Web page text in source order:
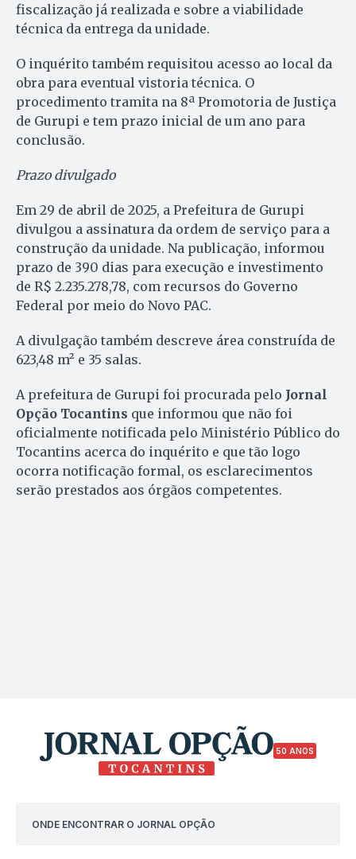
fiscalização já realizada e sobre a viabilidade
técnica da entrega da unidade.
O inquérito também requisitou acesso ao local da
obra para eventual vistoria técnica. O
procedimento tramita na 8ª Promotoria de Justiça
de Gurupi e tem prazo inicial de um ano para
conclusão.
Prazo divulgado
Em 29 de abril de 2025, a Prefeitura de Gurupi
divulgou a assinatura da ordem de serviço para a
construção da unidade. Na publicação, informou
prazo de 390 dias para execução e investimento
de R$ 2.235.278,78, com recursos do Governo
Federal por meio do Novo PAC.
A divulgação também descreve área construída de
623,48 m² e 35 salas.
A prefeitura de Gurupi foi procurada pelo Jornal
Opção Tocantins que informou que não foi
oficialmente notificada pelo Ministério Público do
Tocantins acerca do inquérito e que tão logo
ocorra notificação formal, os esclarecimentos
serão prestados aos órgãos competentes.
50 ANOS
ONDE ENCONTRAR O JORNAL OPÇÃO